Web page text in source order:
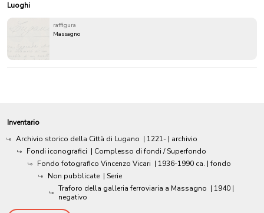
Luoghi
raffigura
Massagno
Inventario
Archivio storico della Città di Lugano | 1221- | archivio
Fondi iconografici | Complesso di fondi / Superfondo
Fondo fotografico Vincenzo Vicari | 1936-1990 ca. | fondo
Non pubblicate | Serie
Traforo della galleria ferroviaria a Massagno | 1940 |
negativo